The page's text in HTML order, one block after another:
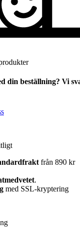
din beställning? Vi
från 890 kr
.
med SSL-kryptering